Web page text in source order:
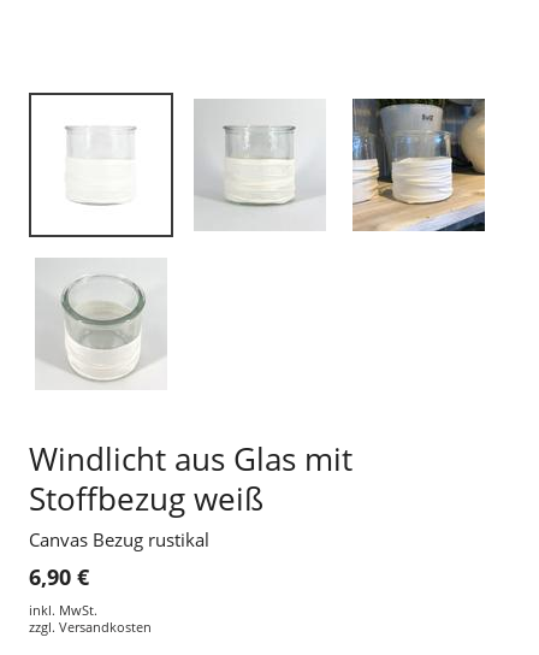
Windlicht aus Glas mit
Stoffbezug weiß
Canvas Bezug rustikal
6,90 €
inkl. MwSt.
zzgl. Versandkosten